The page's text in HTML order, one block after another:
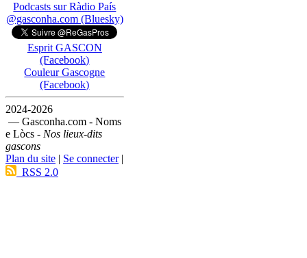
Podcasts sur Ràdio País
@gasconha.com (Bluesky)
Esprit GASCON
(Facebook)
Couleur Gascogne
(Facebook)
2024-2026
— Gasconha.com - Noms
e Lòcs - Nos lieux-dits
gascons
Plan du site | Se connecter|
RSS 2.0